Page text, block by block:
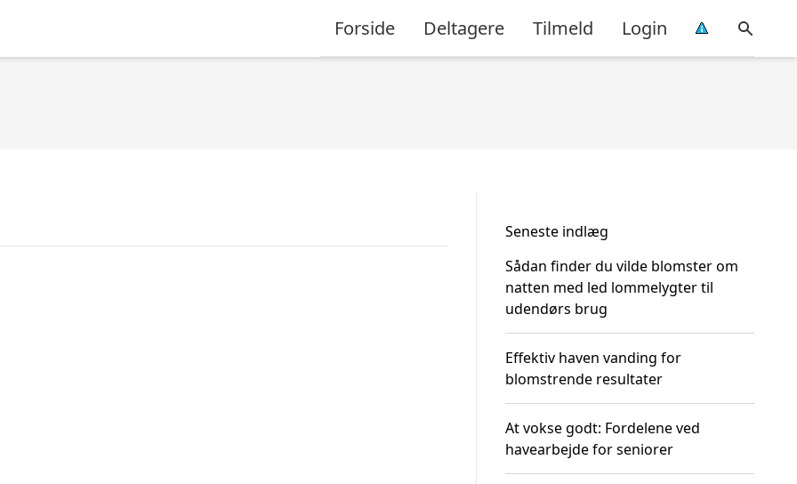
Forside Deltagere Tilmeld Login
Seneste indlæg
Sådan finder du vilde blomster om
natten med led lommelygter til
udendørs brug
Effektiv haven vanding for
blomstrende resultater
At vokse godt: Fordelene ved
havearbejde for seniorer